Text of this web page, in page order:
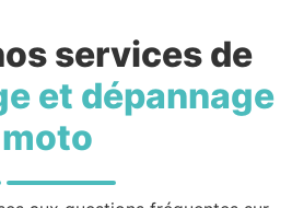
services de
et dépannage
moto